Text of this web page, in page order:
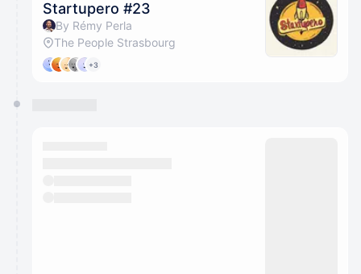
Startupero #23
By Rémy Perla
The People Strasbourg
+3